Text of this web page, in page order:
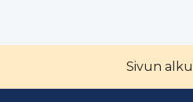
Sivun